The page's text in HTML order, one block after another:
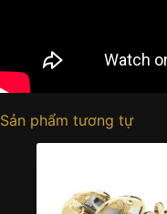
Sản phẩm tương tự